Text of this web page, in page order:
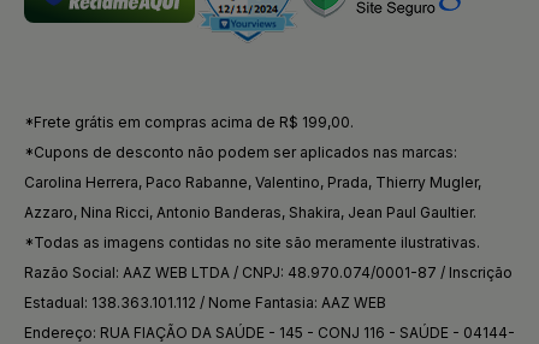
*Frete grátis em compras acima de R$ 199,00.
*Cupons de desconto não podem ser aplicados nas marcas:
Carolina Herrera, Paco Rabanne, Valentino, Prada, Thierry Mugler,
Azzaro, Nina Ricci, Antonio Banderas, Shakira, Jean Paul Gaultier.
*Todas as imagens contidas no site são meramente ilustrativas.
Razão Social: AAZ WEB LTDA / CNPJ: 48.970.074/0001-87 / Inscrição
Estadual: 138.363.101.112 / Nome Fantasia: AAZ WEB
Endereço: RUA FIAÇÃO DA SAÚDE - 145 - CONJ 116 - SAÚDE - 04144-